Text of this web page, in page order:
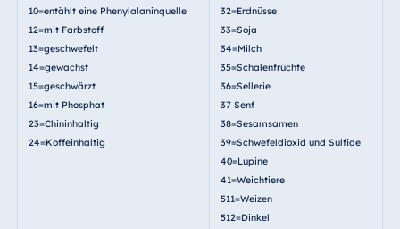
10=entählt eine Phenylalaninquelle
12=mit Farbstoff
13=geschwefelt
14=gewachst
15=geschwärzt
16=mit Phosphat
23=Chininhaltig
24=Koffeinhaltig
32=Erdnüsse
33=Soja
34=Milch
35=Schalenfrüchte
36=Sellerie
37 Senf
38=Sesamsamen
39=Schwefeldioxid und Sulfide
40=Lupine
41=Weichtiere
511=Weizen
512=Dinkel